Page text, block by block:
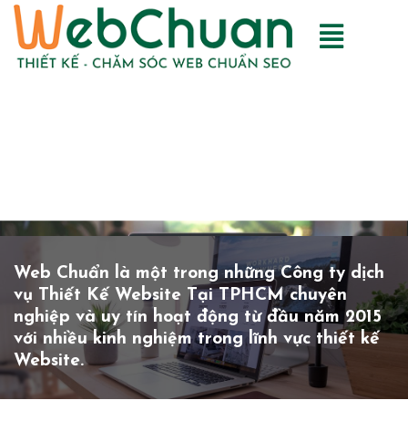
Web Chuẩn là một trong những Công ty dịch
vụ Thiết Kế Website Tại TPHCM chuyên
nghiệp và uy tín hoạt động từ đầu năm 2015
với nhiều kinh nghiệm trong lĩnh vực thiết kế
Website.